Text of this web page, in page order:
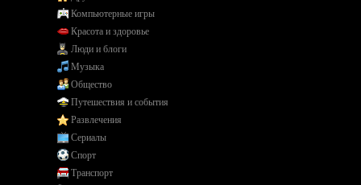
Компьютерные игры
Красота и здоровье
Люди и блоги
Музыка
Общество
Путешествия и события
Развлечения
Сериалы
Спорт
Транспорт